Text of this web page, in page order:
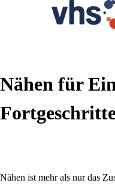
Nähen für
Nähen ist mehr als nur das